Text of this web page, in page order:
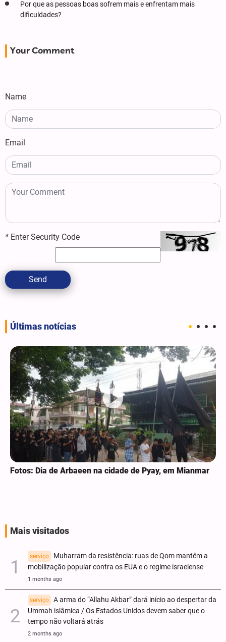
Por que as pessoas boas sofrem mais e enfrentam mais
dificuldades?
Your Comment
Name
Email
* Enter Security Code
Send
Últimas notícias
Fotos: Dia de Arbaeen na cidade de Pyay, em Mianmar
Mais visitados
serviço
Muharram da resistência: ruas de Qom mantêm a
mobilização popular contra os EUA e o regime israelense
1 months ago
serviço
A arma do “Allahu Akbar” dará início ao despertar da
Ummah islâmica / Os Estados Unidos devem saber que o
tempo não voltará atrás
2 months ago